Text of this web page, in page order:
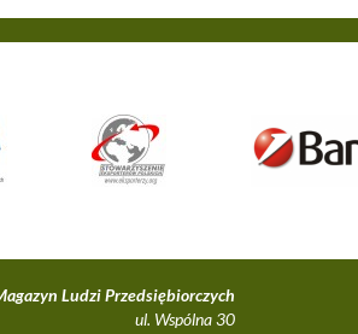
Ludzi Przedsiębiorczych
ul. Wspólna 30